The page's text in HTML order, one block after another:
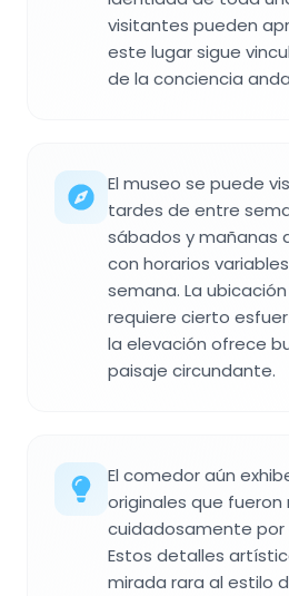
visitantes pueden
este lugar sigue
de la conciencia
El museo se puede
tardes de entre
sábados y mañanas
con horarios
semana. La
requiere cierto
la elevación ofrece
paisaje circundante.
El comedor aún
originales que
cuidadosamente por
Estos detalles
mirada rara al estilo